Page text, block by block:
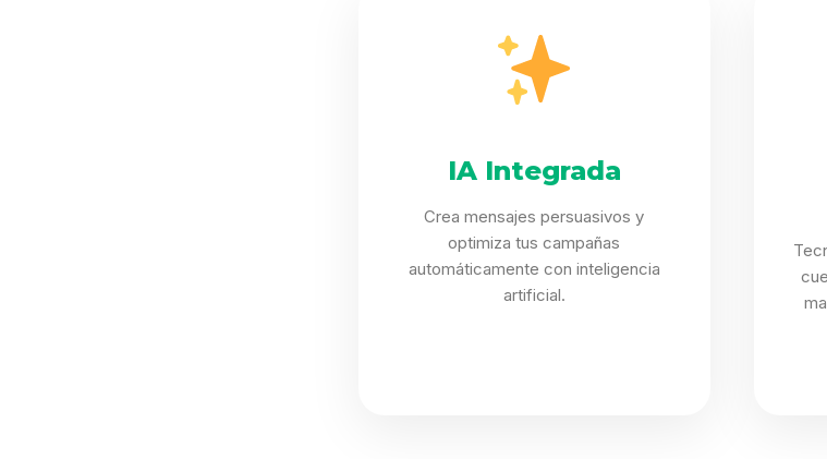
IA Integrada
Crea mensajes persuasivos y
optimiza tus campañas
automáticamente con inteligencia
artificial.